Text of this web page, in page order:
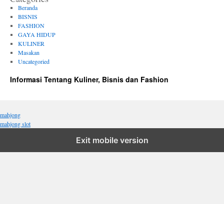
Beranda
BISNIS
FASHION
GAYA HIDUP
KULINER
Masakan
Uncategoried
Informasi Tentang Kuliner, Bisnis dan Fashion
mahjong
mahjong slot
Exit mobile version